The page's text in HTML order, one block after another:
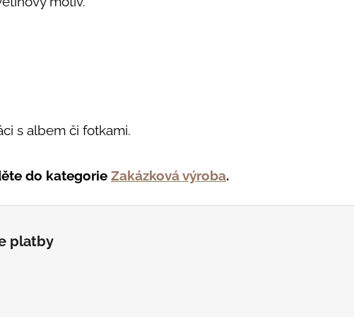
s albem či fotkami.
do kategorie Zakázková výroba.
platby